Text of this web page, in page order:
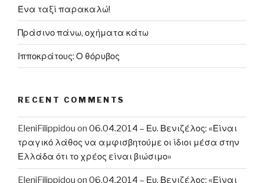
Ένα ταξί παρακαλώ!
Πράσινο πάνω, οχήματα κάτω
Ιπποκράτους: Ο θόρυβος
RECENT COMMENTS
EleniFilippidou on 06.04.2014 – Ευ. Βενιζέλος: «Είναι
τραγικό λάθος να αμφισβητούμε οι ίδιοι μέσα στην
Ελλάδα ότι το χρέος είναι βιώσιμο»
EleniFilippidou on 06.04.2014 – Ευ. Βενιζέλος: «Είναι